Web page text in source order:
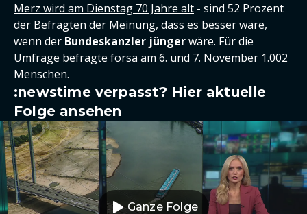
Merz wird am Dienstag 70 Jahre alt - sind 52 Prozent
der Befragten der Meinung, dass es besser wäre,
wenn der Bundeskanzler jüngerwäre. Für die
Umfrage befragte forsa am 6. und 7. November 1.002
Menschen.
:newstime verpasst? Hier aktuelle
Folge ansehen
Ganze Folge